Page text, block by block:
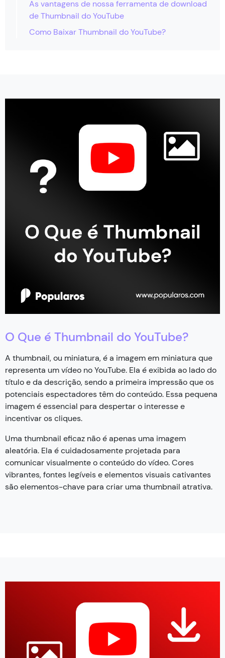
As vantagens de nossa ferramenta de download
de Thumbnail do YouTube
Como Baixar Thumbnail do YouTube?
O Que é Thumbnail do YouTube?
A thumbnail, ou miniatura, é a imagem em miniatura que
representa um vídeo no YouTube. Ela é exibida ao lado do
título e da descrição, sendo a primeira impressão que os
potenciais espectadores têm do conteúdo. Essa pequena
imagem é essencial para despertar o interesse e
incentivar os cliques.
Uma thumbnail eficaz não é apenas uma imagem
aleatória. Ela é cuidadosamente projetada para
comunicar visualmente o conteúdo do vídeo. Cores
vibrantes, fontes legíveis e elementos visuais cativantes
são elementos-chave para criar uma thumbnail atrativa.